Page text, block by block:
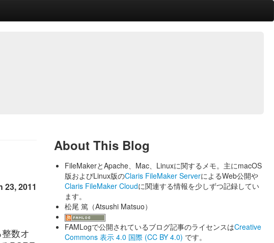
23, 2011
数オ
About This Blog
FileMakerとApache、Mac、Linuxに関するメモ。主にmacOS
版およびLinux版のClaris FileMaker ServerによるWeb公開や
Claris FileMaker Cloudに関連する情報を少しずつ記録してい
ます。
松尾 篤（Atsushi Matsuo）
FAMLogで公開されているブログ記事のライセンスはCreative
Commons 表示 4.0 国際 (CC BY 4.0) です。